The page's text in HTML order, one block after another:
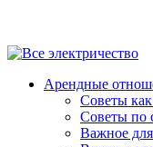
Арендные
Советы как
Советы по
Важное для